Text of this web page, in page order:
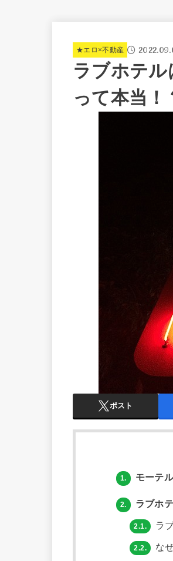
★エロ×不動産
ラブホテル
って本当！
ポスト
1. モーテ
2. ラブホ
2.1. ラ
2.2. な